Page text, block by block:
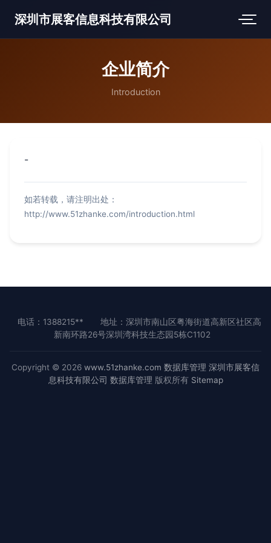
深圳市展客信息科技有限公司
企业简介
Introduction
-
如若转载，请注明出处：
http://www.51zhanke.com/introduction.html
电话：1388215**
地址：深圳市南山区粤海街道高新区社区高
新南环路26号深圳湾科技生态园5栋C1102
Copyright © 2026 www.51zhanke.com 数据库管理 深圳市展客信
息科技有限公司 数据库管理 版权所有 Sitemap